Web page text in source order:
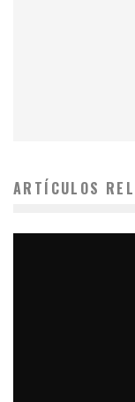
ARTÍCULOS